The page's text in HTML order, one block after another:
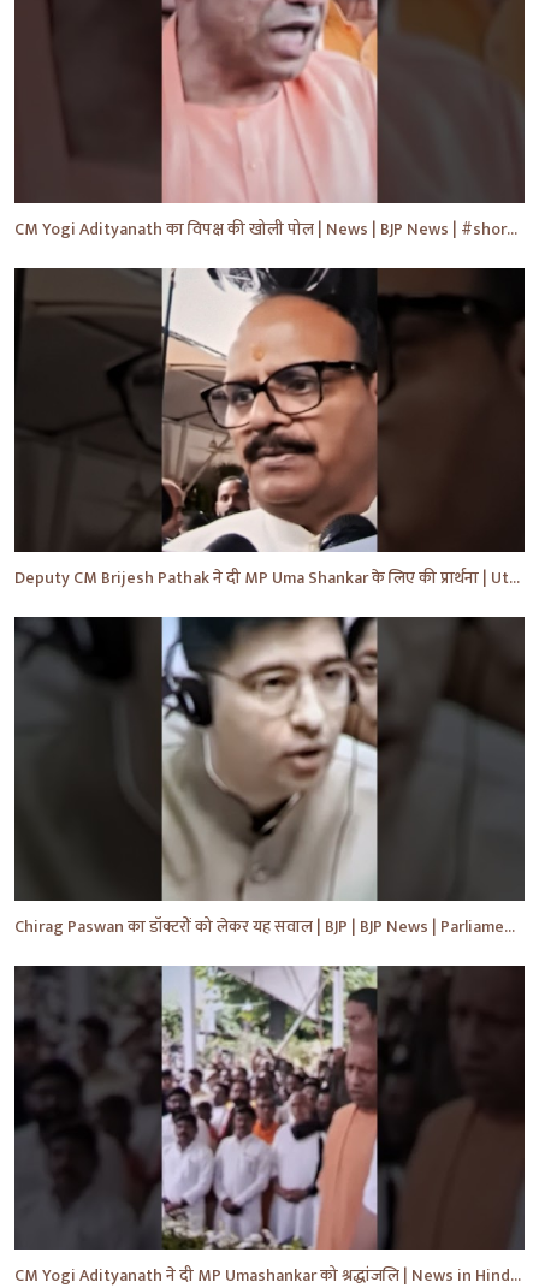
CM Yogi Adityanath का विपक्ष की खोली पोल | News | BJP News | #shorts #yt #news #ytshorts
Deputy CM Brijesh Pathak ने दी MP Uma Shankar के लिए की प्रार्थना | Uttar Pradesh News #shorts #yt
Chirag Paswan का डॉक्टरों को लेकर यह सवाल | BJP | BJP News | Parliament | #shorts #ytnewshorts #yt
CM Yogi Adityanath ने दी MP Umashankar को श्रद्धांजलि | News in Hindi | News Today | #shorts #yt